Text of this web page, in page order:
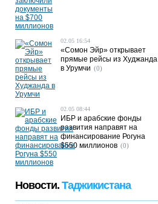
02.05 16:54
«Сомон Эйр» открывает
прямые рейсы из Худжанда
в Урумчи (0)
02.05 08:44
ИБР и арабские фонды
развития направят на
финансирование Рогуна
$550 миллионов (0)
Новости. Таджикистана